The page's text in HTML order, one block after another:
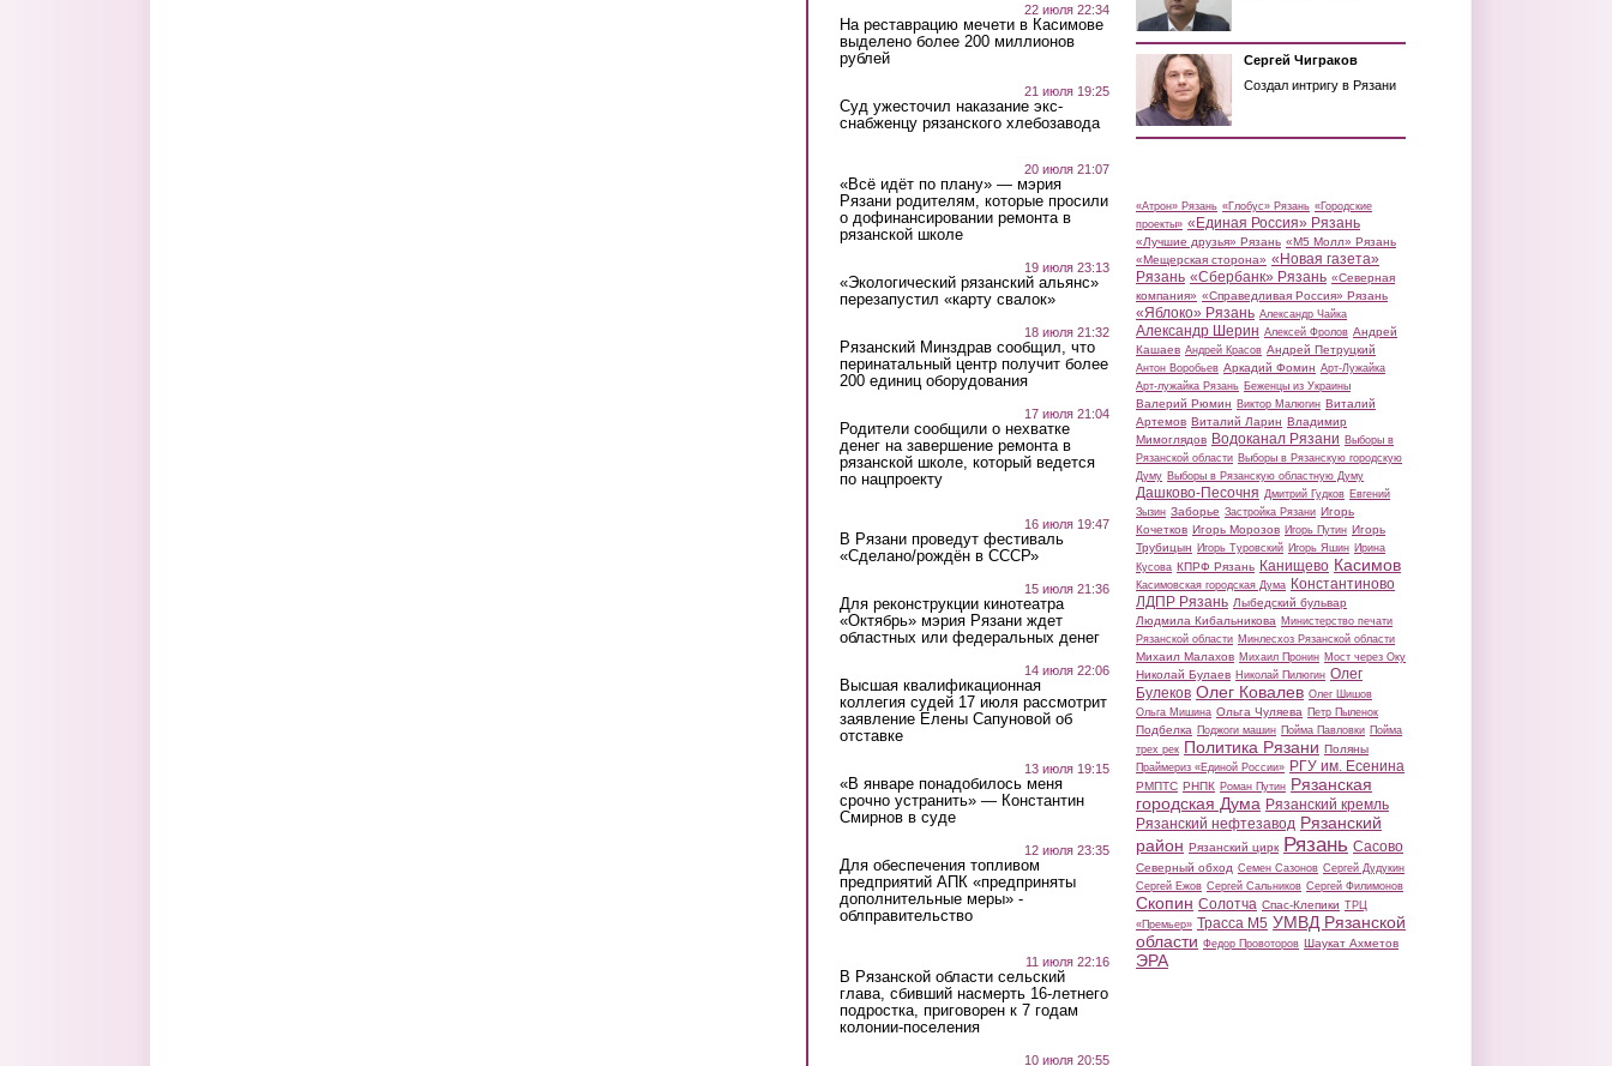
22 июля 22:34
На реставрацию мечети в Касимове
выделено более 200 миллионов
рублей
21 июля 19:25
Суд ужесточил наказание экс-
снабженцу рязанского хлебозавода
20 июля 21:07
«Всё идёт по плану» — мэрия
Рязани родителям, которые просили
о дофинансировании ремонта в
рязанской школе
19 июля 23:13
«Экологический рязанский альянс»
перезапустил «карту свалок»
18 июля 21:32
Рязанский Минздрав сообщил, что
перинатальный центр получит более
200 единиц оборудования
17 июля 21:04
Родители сообщили о нехватке
денег на завершение ремонта в
рязанской школе, который ведется
по нацпроекту
16 июля 19:47
В Рязани проведут фестиваль
«Сделано/рождён в СССР»
15 июля 21:36
Для реконструкции кинотеатра
«Октябрь» мэрия Рязани ждет
областных или федеральных денег
14 июля 22:06
Высшая квалификационная
коллегия судей 17 июля рассмотрит
заявление Елены Сапуновой об
отставке
13 июля 19:15
«В январе понадобилось меня
срочно устранить» — Константин
Смирнов в суде
12 июля 23:35
Для обеспечения топливом
предприятий АПК «предприняты
дополнительные меры» -
облправительство
11 июля 22:16
В Рязанской области сельский
глава, сбивший насмерть 16-летнего
подростка, приговорен к 7 годам
колонии-поселения
10 июля 20:55
Сергей Чиграков
Создал интригу в Рязани
«Атрон» Рязань «Глобус» Рязань «Городские
проекты» «Единая Россия» Рязань
«Лучшие друзья» Рязань «М5 Молл» Рязань
«Мещерская сторона» «Новая газета»
Рязань «Сбербанк» Рязань «Северная
компания» «Справедливая Россия» Рязань
«Яблоко» Рязань Александр Чайка
Александр Шерин Алексей Фролов Андрей
Кашаев Андрей Красов Андрей Петруцкий
Антон Воробьев Аркадий Фомин Арт-Лужайка
Арт-лужайка Рязань Беженцы из Украины
Валерий Рюмин Виктор Малюгин Виталий
Артемов Виталий Ларин Владимир
Мимоглядов Водоканал Рязани Выборы в
Рязанской области Выборы в Рязанскую городскую
Думу Выборы в Рязанскую областную Думу
Дашково-Песочня Дмитрий Гудков Евгений
Зызин Заборье Застройка Рязани Игорь
Кочетков Игорь Морозов Игорь Путин Игорь
Трубицын Игорь Туровский Игорь Яшин Ирина
Кусова КПРФ Рязань Канищево Касимов
Касимовская городская Дума Константиново
ЛДПР Рязань Лыбедский бульвар
Людмила Кибальникова Министерство печати
Рязанской области Минлесхоз Рязанской области
Михаил Малахов Михаил Пронин Мост через Оку
Николай Булаев Николай Пилюгин Олег
Булеков Олег Ковалев Олег Шишов
Ольга Мишина Ольга Чуляева Петр Пыленок
Подбелка Поджоги машин Пойма Павловки Пойма
трех рек Политика Рязани Поляны
Праймериз «Единой России» РГУ им. Есенина
РМПТС РНПК Роман Путин Рязанская
городская Дума Рязанский кремль
Рязанский нефтезавод Рязанский
район Рязанский цирк Рязань Сасово
Северный обход Семен Сазонов Сергей Дудукин
Сергей Ежов Сергей Сальников Сергей Филимонов
Скопин Солотча Спас-Клепики ТРЦ
«Премьер» Трасса М5 УМВД Рязанской
области Федор Провоторов Шаукат Ахметов
ЭРА